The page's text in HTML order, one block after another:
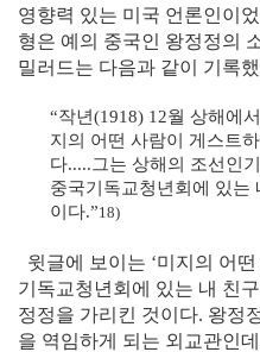
영향력 있는 미국 언론인이
형은 예의 중국인 왕정정의
밀러드는 다음과 같이 기록
“작년(1918) 12월 상해에
지의 어떤 사람이 게스트
다.....그는 상해의 조선인
중국기독교청년회에 있는
이다.”18)
윗글에 보이는 ‘미지의 어
기독교청년회에 있는 내 친
정정을 가리킨 것이다. 왕정
을 역임하게 되는 외교관인